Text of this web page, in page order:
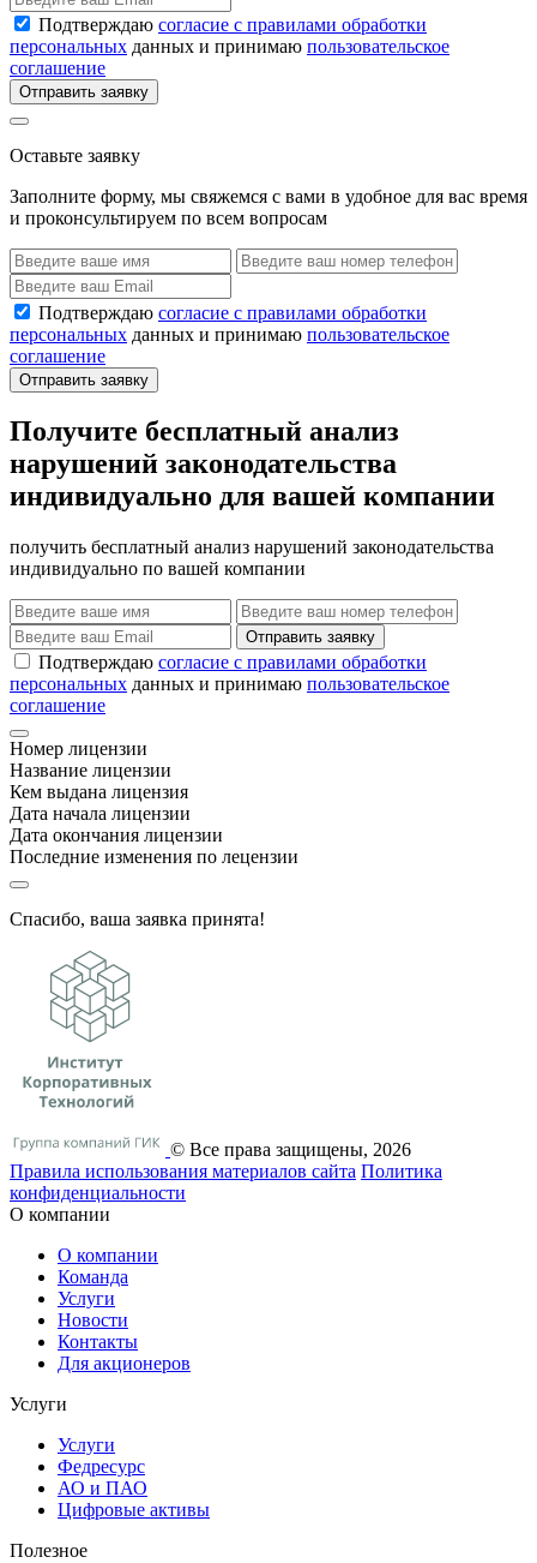
Подтверждаю согласие с правилами обработки
персональных данных и принимаю пользовательское
соглашение
Отправить заявку
Оставьте заявку
Заполните форму, мы свяжемся с вами в удобное для вас время
и проконсультируем по всем вопросам
Подтверждаю согласие с правилами обработки
персональных данных и принимаю пользовательское
соглашение
Отправить заявку
Получите бесплатный анализ
нарушений законодательства
индивидуально для вашей компании
получить бесплатный анализ нарушений законодательства
индивидуально по вашей компании
Отправить заявку
Подтверждаю согласие с правилами обработки
персональных данных и принимаю пользовательское
соглашение
Номер лицензии
Название лицензии
Кем выдана лицензия
Дата начала лицензии
Дата окончания лицензии
Последние изменения по лецензии
Спасибо, ваша заявка принята!
© Все права защищены, 2026
Правила использования материалов сайта Политика
конфиденциальности
О компании
О компании
Команда
Услуги
Новости
Контакты
Для акционеров
Услуги
Услуги
Федресурс
АО и ПАО
Цифровые активы
Полезное